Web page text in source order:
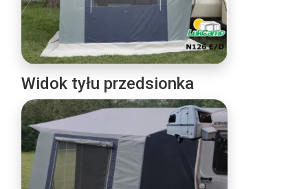
Widok tyłu przedsionka